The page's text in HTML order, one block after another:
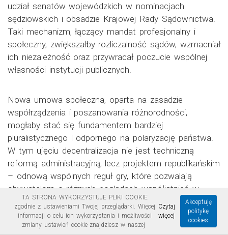
udział senatów wojewódzkich w nominacjach
sędziowskich i obsadzie Krajowej Rady Sądownictwa.
Taki mechanizm, łączący mandat profesjonalny i
społeczny, zwiększałby rozliczalność sądów, wzmacniał
ich niezależność oraz przywracał poczucie wspólnej
własności instytucji publicznych.
Nowa umowa społeczna, oparta na zasadzie
współrządzenia i poszanowania różnorodności,
mogłaby stać się fundamentem bardziej
pluralistycznego i odpornego na polaryzację państwa.
W tym ujęciu decentralizacja nie jest techniczną
reformą administracyjną, lecz projektem republikańskim
– odnową wspólnych reguł gry, które pozwalają
obywatelom o różnych poglądach współistnieć w
jednym, demokratycznym państwie.
TA STRONA WYKORZYSTUJE PLIKI COOKIE
zgodnie z ustawieniami Twojej przeglądarki. Więcej
informacji o celu ich wykorzystania i możliwości
zmiany ustawień cookie znajdziesz w naszej
Czytaj
więcej
Akceptuję
politykę
cookies